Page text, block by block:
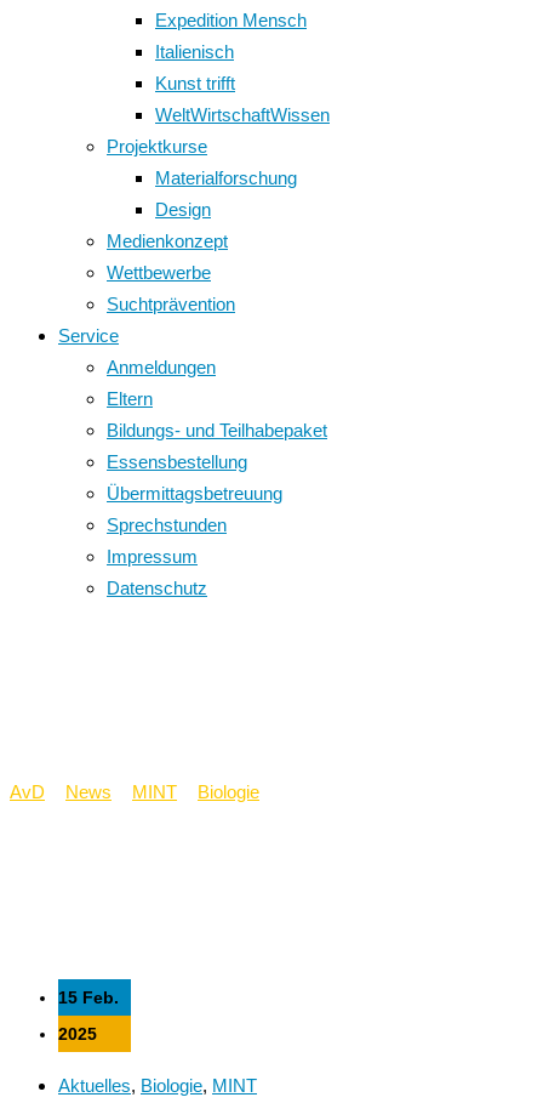
Expedition Mensch
Italienisch
Kunst trifft
WeltWirtschaftWissen
Projektkurse
Materialforschung
Design
Medienkonzept
Wettbewerbe
Suchtprävention
Service
Anmeldungen
Eltern
Bildungs- und Teilhabepaket
Essensbestellung
Übermittagsbetreuung
Sprechstunden
Impressum
Datenschutz
AvD News MINT Biologie
15 Feb.
2025
Aktuelles, Biologie, MINT